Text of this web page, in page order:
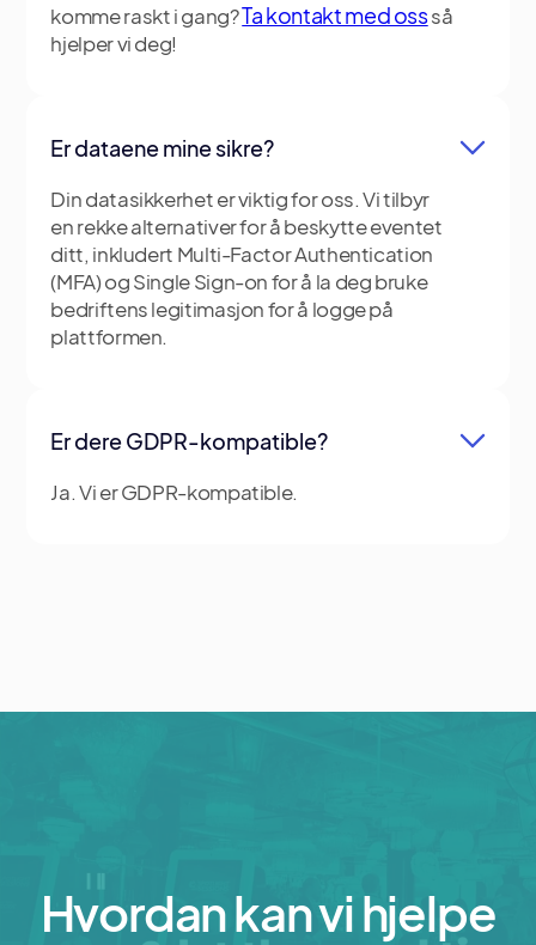
komme raskt i gang?Ta kontakt med ossså
hjelper vi deg!
Er dataene mine sikre?
Din datasikkerhet er viktig for oss. Vi tilbyr
en rekke alternativer for å beskytte eventet
ditt, inkludert Multi-Factor Authentication
(MFA) og Single Sign-on for å la deg bruke
bedriftens legitimasjon for å logge på
plattformen.
Er dere GDPR-kompatible?
Ja. Vi er GDPR-kompatible.
Hvordan kan vi hjelpe